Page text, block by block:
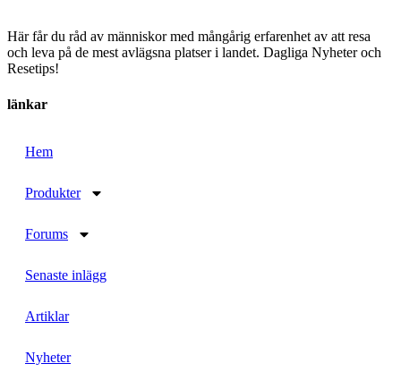
Här får du råd av människor med mångårig erfarenhet av att resa
och leva på de mest avlägsna platser i landet. Dagliga Nyheter och
Resetips!
länkar
Hem
Produkter
Forums
Senaste inlägg
Artiklar
Nyheter